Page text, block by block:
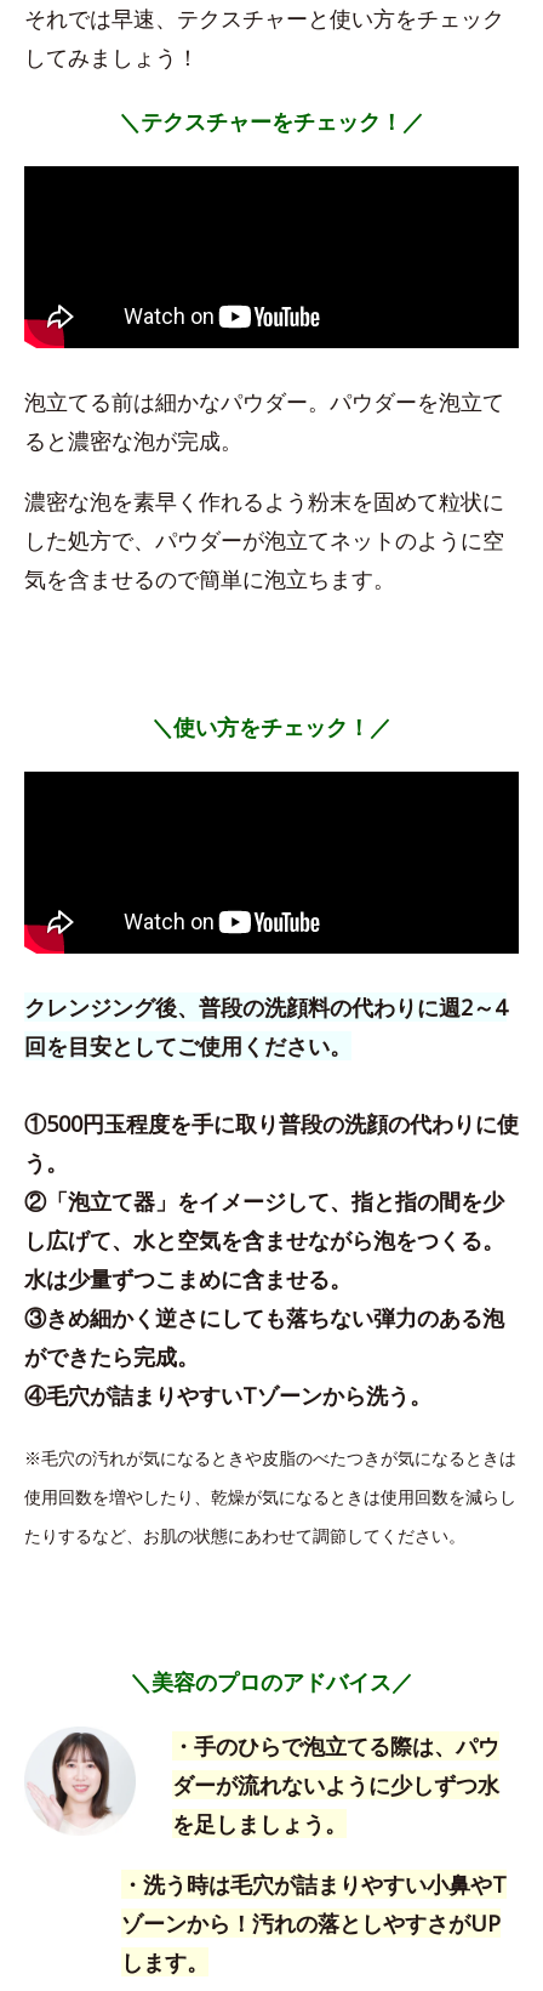
それでは早速、テクスチャーと使い方をチェック
してみましょう！
＼テクスチャーをチェック！／
泡立てる前は細かなパウダー。パウダーを泡立て
ると濃密な泡が完成。
濃密な泡を素早く作れるよう粉末を固めて粒状に
した処方で、パウダーが泡立てネットのように空
気を含ませるので簡単に泡立ちます。
＼使い方をチェック！／
クレンジング後、普段の洗顔料の代わりに週2～4
回を目安としてご使用ください。
①500円玉程度を手に取り普段の洗顔の代わりに使
う。
②「泡立て器」をイメージして、指と指の間を少
し広げて、水と空気を含ませながら泡をつくる。
水は少量ずつこまめに含ませる。
③きめ細かく逆さにしても落ちない弾力のある泡
ができたら完成。
④毛穴が詰まりやすいTゾーンから洗う。
※毛穴の汚れが気になるときや皮脂のべたつきが気になるときは
使用回数を増やしたり、乾燥が気になるときは使用回数を減らし
たりするなど、お肌の状態にあわせて調節してください。
＼美容のプロのアドバイス／
・手のひらで泡立てる際は、パウ
ダーが流れないように少しずつ水
を足しましょう。
・洗う時は毛穴が詰まりやすい小鼻やT
ゾーンから！汚れの落としやすさがUP
します。